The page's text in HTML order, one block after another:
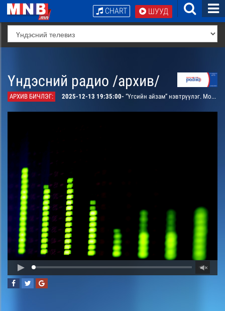
ШУУД
CHART
Үндэсний радио /архив/
АРХИВ БИЧЛЭГ: 2025-12-13 19:35:00- “Үгсийн айзам” нэвтрүүлэг. Монгол ардын уртын “Нарийн сайхан хээр” дуунаас сэдэвлэсэн зохиомж /давтана/